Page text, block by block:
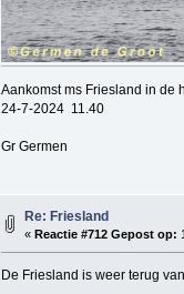
Aankomst ms Friesland in de
24-7-2024 11.40
Gr Germen
Re: Friesland
«Reactie #712 Gepost op:
De Friesland is weer terug